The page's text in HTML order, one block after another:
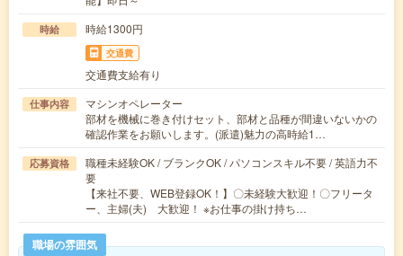
時給 時給1300円
交通費
交通費支給有り
仕事内容
マシンオペレーター
部材を機械に巻き付けセット、部材と品種が間違いないかの
確認作業をお願いします。(派遣)魅力の高時給1…
応募資格
職種未経験OK / ブランクOK / パソコンスキル不要 / 英語力不
要
【来社不要、WEB登録OK！】〇未経験大歓迎！〇フリータ
ー、主婦(夫) 大歓迎！ ※お仕事の掛け持ち…
職場の雰囲気